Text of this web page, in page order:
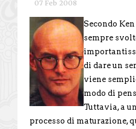
07 Feb 2008
Secondo
sempre
di dare un
viene
modo di
Tuttavia, a
processo di maturazione,